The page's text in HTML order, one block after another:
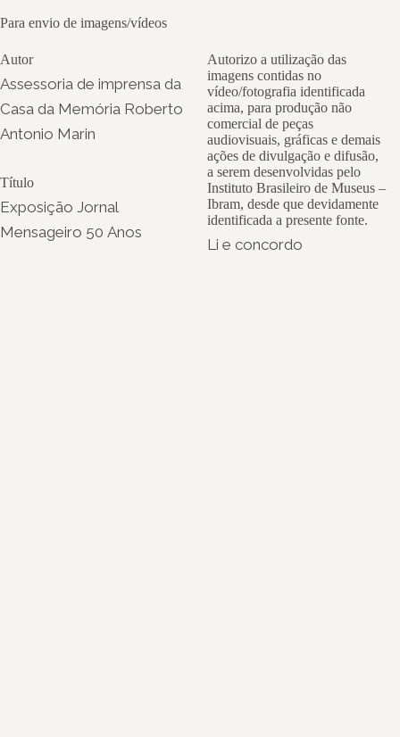
Para envio de imagens/vídeos
Autor
Assessoria de imprensa da
Casa da Memória Roberto
Antonio Marin
Título
Exposição Jornal
Mensageiro 50 Anos
Autorizo a utilização das
imagens contidas no
vídeo/fotografia identificada
acima, para produção não
comercial de peças
audiovisuais, gráficas e demais
ações de divulgação e difusão,
a serem desenvolvidas pelo
Instituto Brasileiro de Museus –
Ibram, desde que devidamente
identificada a presente fonte.
Li e concordo